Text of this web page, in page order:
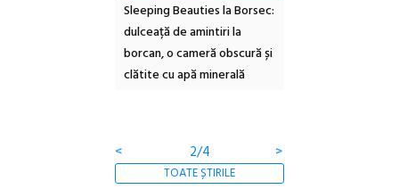
Sleeping Beauties la Borsec:
dulceață de amintiri la
borcan, o cameră obscură și
clătite cu apă minerală
< 2/4 >
TOATE ȘTIRILE